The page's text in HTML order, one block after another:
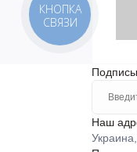
Наш
КНОПКА
СВЯЗИ